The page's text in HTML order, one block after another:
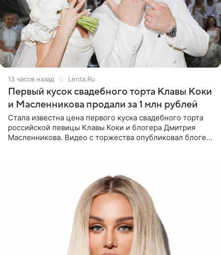
13 часов назад Lenta.Ru
Первый кусок свадебного торта Клавы Коки
и Масленникова продали за 1 млн рублей
Стала известна цена первого куска свадебного торта
российской певицы Клавы Коки и блогера Дмитрия
Масленникова. Видео с торжества опубликовал блогер